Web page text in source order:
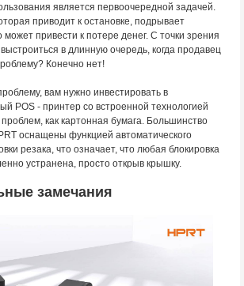
является первоочередной задачей.
приводит к остановке, подрывает
может привести к потере денег. С точки зрения
в длинную очередь, когда продавец
Конечно нет!
вам нужно инвестировать в
POS - принтер со встроенной технологией
как картонная бумага. Большинство
оснащены функцией автоматического
резака, что означает, что любая блокировка
устранена, просто открыв крышку.
замечания